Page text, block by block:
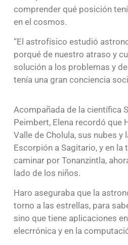
comprender qué posición
en el cosmos.
“El astrofísico estudió
porqué de nuestro atraso y
solución a los problemas y
tenía una gran conciencia
Acompañada de la científica
Peimbert, Elena recordó que
Valle de Cholula, sus nubes
Escorpión a Sagitario, y en la
caminar por Tonanzintla,
lado de los niños.
Haro aseguraba que la
torno a las estrellas, para
sino que tiene aplicaciones
elecrrónica y en la